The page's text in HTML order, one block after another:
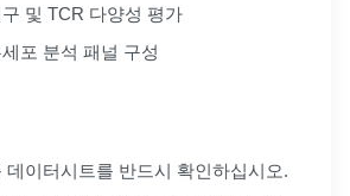
및 TCR 다양성 평가
포 분석 패널 구성
데이터시트를 반드시 확인하십시오.